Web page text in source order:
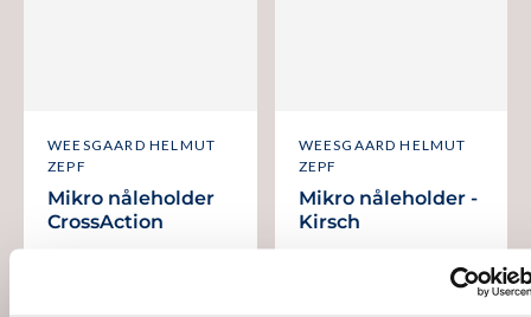
WEESGAARD HELMUT
ZEPF
Mikro nåleholder
CrossAction
WEESGAARD HELMUT
ZEPF
Mikro nåleholder -
Kirsch
Varenr. 4120017TCK